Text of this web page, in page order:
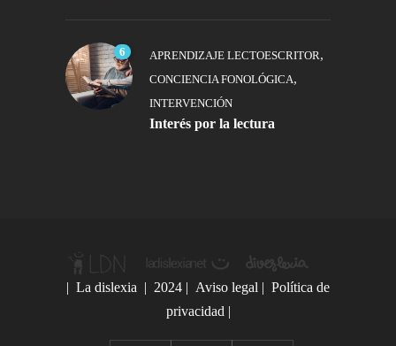
6 APRENDIZAJE LECTOESCRITOR,
CONCIENCIA FONOLÓGICA,
INTERVENCIÓN
Interés por la lectura
| La dislexia | 2024 | Aviso legal | Política de
privacidad |